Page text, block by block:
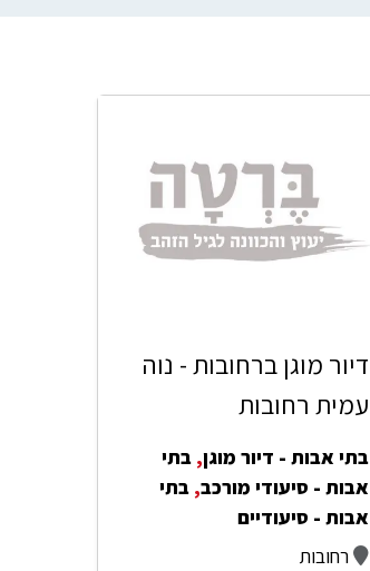
דיור מוגן ברחובות - נוה
עמית רחובות
בתי אבות - דיור מוגן, בתי
אבות - סיעודי מורכב, בתי
אבות - סיעודיים
רחובות